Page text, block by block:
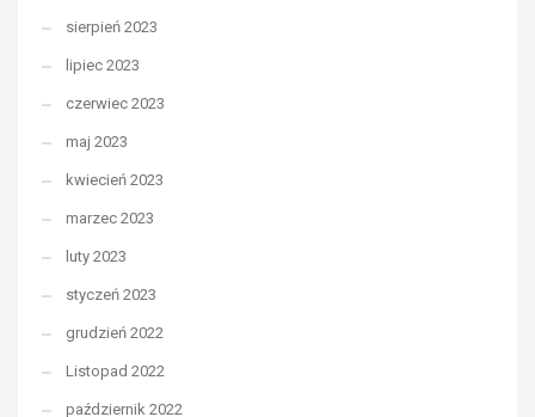
sierpień 2023
lipiec 2023
czerwiec 2023
maj 2023
kwiecień 2023
marzec 2023
luty 2023
styczeń 2023
grudzień 2022
Listopad 2022
październik 2022